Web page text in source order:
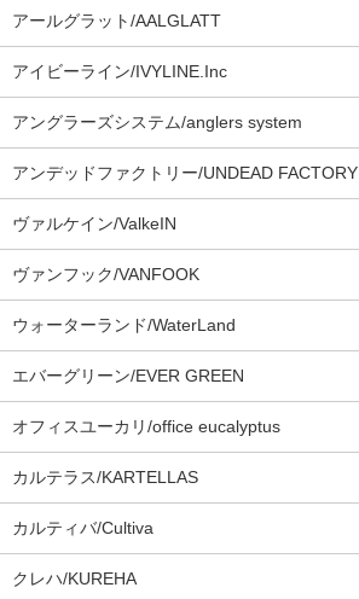
アールグラット/AALGLATT
アイビーライン/IVYLINE.Inc
アングラーズシステム/anglers system
アンデッドファクトリー/UNDEAD FACTORY
ヴァルケイン/ValkeIN
ヴァンフック/VANFOOK
ウォーターランド/WaterLand
エバーグリーン/EVER GREEN
オフィスユーカリ/office eucalyptus
カルテラス/KARTELLAS
カルティバ/Cultiva
クレハ/KUREHA